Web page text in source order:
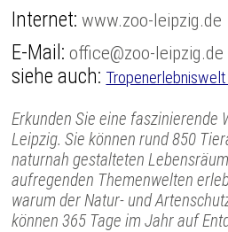
Internet:www.zoo-leipzig.de
E-Mail:office@zoo-leipzig.de
siehe auch:
Erkunden Sie eine faszinierende
Leipzig. Sie können rund 850
naturnah gestalteten
aufregenden Themenwelten
warum der Natur- und
können 365 Tage im Jahr auf